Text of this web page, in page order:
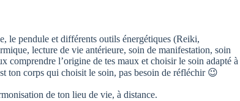
le pendule et différents outils énergétiques (Reiki,
lecture de vie antérieure, soin de manifestation, soin
comprendre l’origine de tes maux et choisir le soin adapté à
ton corps qui choisit le soin, pas besoin de réfléchir 😉
de ton lieu de vie, à distance.